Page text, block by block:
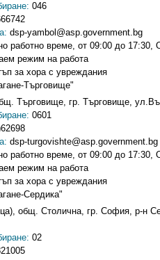
046
dsp-yambol@asp.government.bg
работно време, от 09:00 до
режим на работа
за хора с увреждания
Търговище"
Търговище, гр. Търговище,
0601
dsp-turgovishte@asp.government.bg
работно време, от 09:00 до
режим на работа
за хора с увреждания
Сердика"
общ. Столична, гр. София, р-н
02